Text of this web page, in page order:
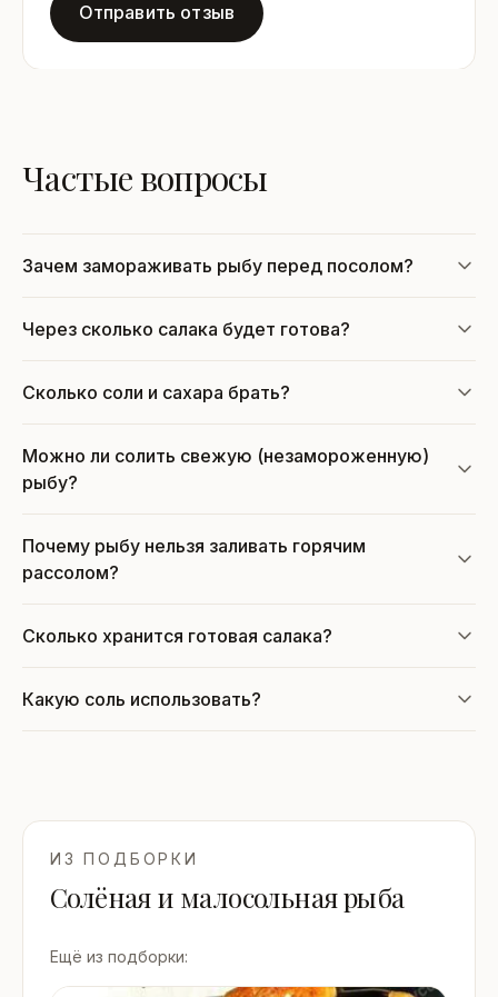
Отправить отзыв
Частые вопросы
Зачем замораживать рыбу перед посолом?
Через сколько салака будет готова?
Сколько соли и сахара брать?
Можно ли солить свежую (незамороженную)
рыбу?
Почему рыбу нельзя заливать горячим
рассолом?
Сколько хранится готовая салака?
Какую соль использовать?
ИЗ ПОДБОРКИ
Солёная и малосольная рыба
Ещё из подборки: